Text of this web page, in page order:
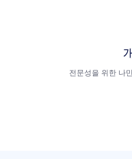
전문성을 위한 나